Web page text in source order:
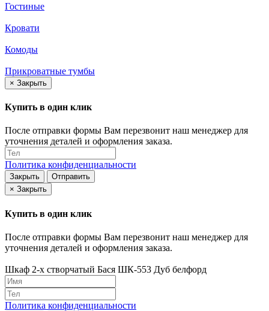
Гостиные
Кровати
Комоды
Прикроватные тумбы
× Закрыть
Купить в один клик
После отправки формы Вам перезвонит наш менеджер для
уточнения деталей и оформления заказа.
Политика конфиденциальности
Закрыть
Отправить
× Закрыть
Купить в один клик
После отправки формы Вам перезвонит наш менеджер для
уточнения деталей и оформления заказа.
Шкаф 2-х створчатый Бася ШК-553 Дуб белфорд
Политика конфиденциальности